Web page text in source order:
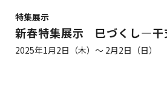
特集展示
新春特集展示 巳づくし—干
2025年1月2日（木）～ 2月2日（日）